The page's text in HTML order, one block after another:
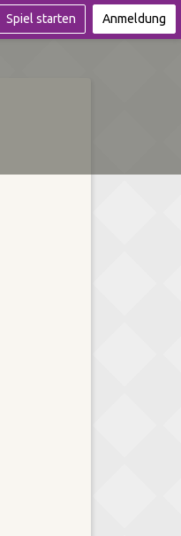
Spiel starten Anmeldung